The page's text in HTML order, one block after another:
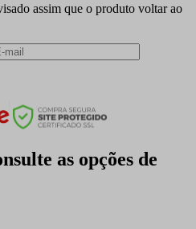
assim que o produto voltar ao
as opções de